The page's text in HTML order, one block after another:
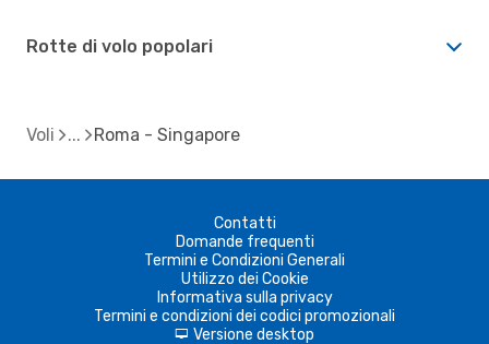
Rotte di volo popolari
Voli Roma - Singapore
Contatti
Domande frequenti
Termini e Condizioni Generali
Utilizzo dei Cookie
Informativa sulla privacy
Termini e condizioni dei codici promozionali
d Versione desktop